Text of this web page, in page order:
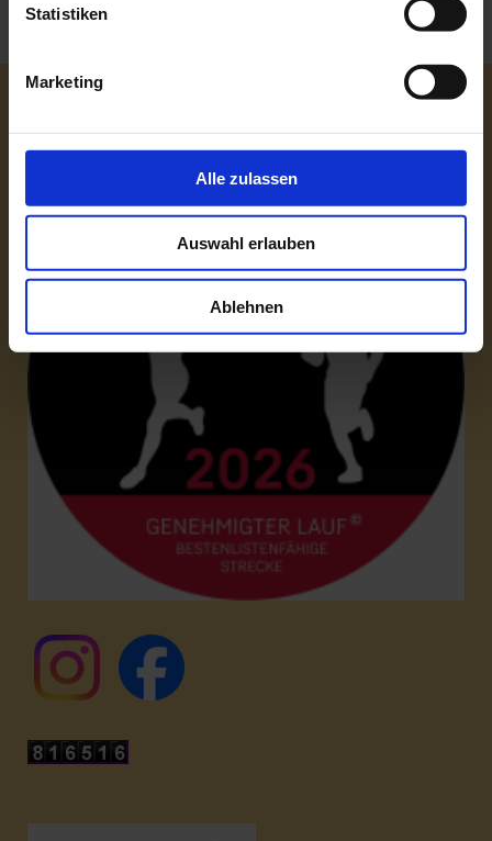
Statistiken
Marketing
Alle zulassen
Auswahl erlauben
Ablehnen